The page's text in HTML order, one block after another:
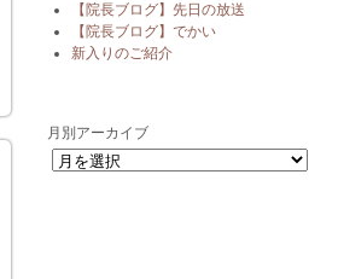
【院長ブログ】先日の放送
【院長ブログ】でかい
新入りのご紹介
月別アーカイブ